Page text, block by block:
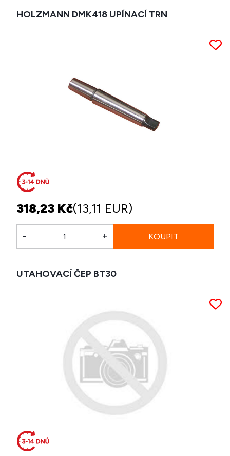
HOLZMANN DMK418 UPÍNACÍ TRN
318,23 Kč(13,11 EUR)
- +
UTAHOVACÍ ČEP BT30